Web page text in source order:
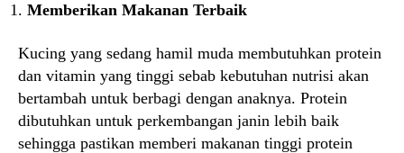
Memberikan Makanan Terbaik
Kucing yang sedang hamil muda membutuhkan protein
dan vitamin yang tinggi sebab kebutuhan nutrisi akan
bertambah untuk berbagi dengan anaknya. Protein
dibutuhkan untuk perkembangan janin lebih baik
sehingga pastikan memberi makanan tinggi protein